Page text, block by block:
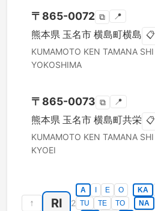
〒 865-0072 ⧉ 📍
熊本県 玉名市 横島町横島 📋
KUMAMOTO KEN TAMANA SHI
YOKOSHIMA
〒 865-0073 ⧉ 📍
熊本県 玉名市 横島町共栄 📋
KUMAMOTO KEN TAMANA SHI
KYOEI
↑ RI 2
A E O KA
TU
TE TO NA